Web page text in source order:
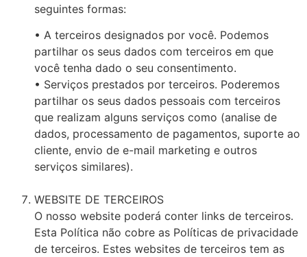
seguintes formas:
• A terceiros designados por você. Podemos
partilhar os seus dados com terceiros em que
você tenha dado o seu consentimento.
• Serviços prestados por terceiros. Poderemos
partilhar os seus dados pessoais com terceiros
que realizam alguns serviços como (analise de
dados, processamento de pagamentos, suporte ao
cliente, envio de e-mail marketing e outros
serviços similares).
WEBSITE DE TERCEIROS
O nosso website poderá conter links de terceiros.
Esta Política não cobre as Políticas de privacidade
de terceiros. Estes websites de terceiros tem as